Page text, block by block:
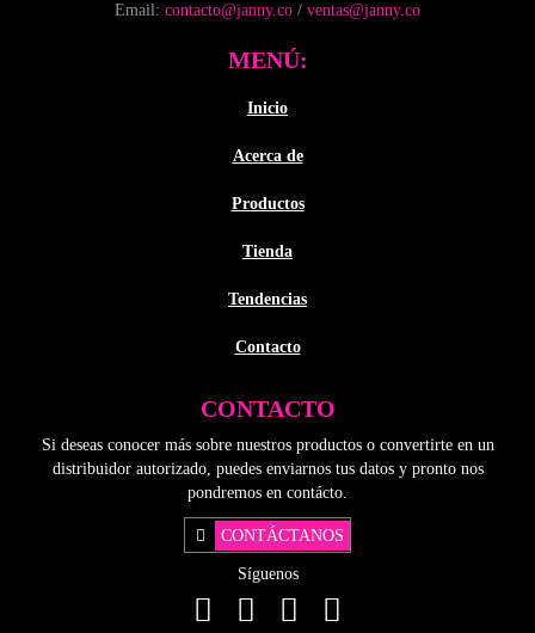
Email: contacto@janny.co / ventas@janny.co
MENÚ:
Inicio
Acerca de
Productos
Tienda
Tendencias
Contacto
CONTACTO
Si deseas conocer más sobre nuestros productos o convertirte en un
distribuidor autorizado, puedes enviarnos tus datos y pronto nos
pondremos en contácto.
CONTÁCTANOS
Síguenos